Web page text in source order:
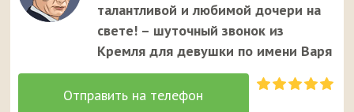
талантливой и любимой дочери на
свете! – шуточный звонок из
Кремля для девушки по имени Варя